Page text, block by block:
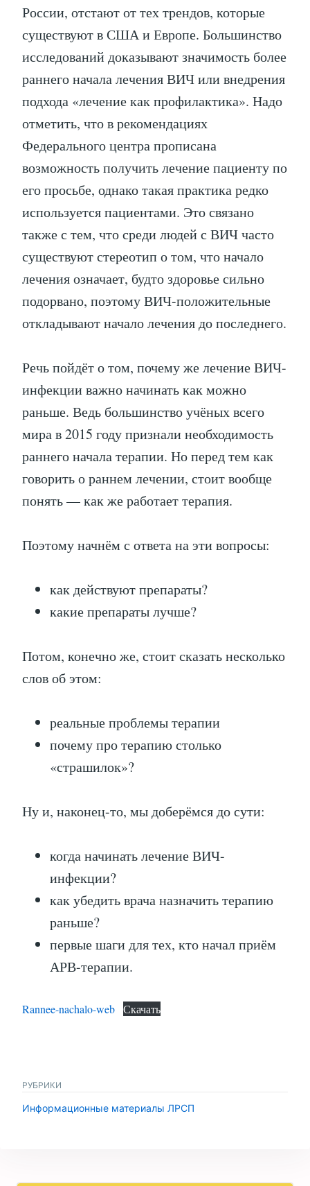
России, отстают от тех трендов, которые
существуют в США и Европе. Большинство
исследований доказывают значимость более
раннего начала лечения ВИЧ или внедрения
подхода «лечение как профилактика». Надо
отметить, что в рекомендациях
Федерального центра прописана
возможность получить лечение пациенту по
его просьбе, однако такая практика редко
используется пациентами. Это связано
также с тем, что среди людей с ВИЧ часто
существуют стереотип о том, что начало
лечения означает, будто здоровье сильно
подорвано, поэтому ВИЧ-положительные
откладывают начало лечения до последнего.
Речь пойдёт о том, почему же лечение ВИЧ-
инфекции важно начинать как можно
раньше. Ведь большинство учёных всего
мира в 2015 году признали необходимость
раннего начала терапии. Но перед тем как
говорить о раннем лечении, стоит вообще
понять — как же работает терапия.
Поэтому начнём с ответа на эти вопросы:
как действуют препараты?
какие препараты лучше?
Потом, конечно же, стоит сказать несколько
слов об этом:
реальные проблемы терапии
почему про терапию столько
«страшилок»?
Ну и, наконец-то, мы доберёмся до сути:
когда начинать лечение ВИЧ-
инфекции?
как убедить врача назначить терапию
раньше?
первые шаги для тех, кто начал приём
АРВ-терапии.
Rannee-nachalo-web Скачать
РУБРИКИ
Информационные материалы ЛРСП